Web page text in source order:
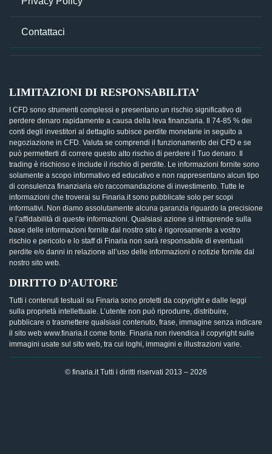
Contattaci
LIMITAZIONI DI RESPONSABILITA’
I CFD sono strumenti complessi e presentano un rischio significativo di
perdere denaro rapidamente a causa della leva finanziaria. Il 74-85 % dei
conti degli investitori al dettaglio subisce perdite monetarie in seguito a
negoziazione in CFD. Valuta se comprendi il funzionamento dei CFD e se
può permetterti di correre questo alto rischio di perdere il Tuo denaro. Il
trading è rischioso e include il rischio di perdite. Le informazioni fornite sono
solamente a scopo informativo ed educativo e non rappresentano alcun tipo
di consulenza finanziaria e/o raccomandazione di investimento. Tutte le
informazioni che troverai su Finaria.it sono pubblicate solo per scopi
informativi. Non diamo assolutamente alcuna garanzia riguardo la precisione
e l’affidabilità di queste informazioni. Qualsiasi azione si intraprende sulla
base delle informazioni fornite dal nostro sito è rigorosamente a vostro
rischio e pericolo e lo staff di Finaria non sarà responsabile di eventuali
perdite e/o danni in relazione all’uso delle informazioni o notizie fornite dal
nostro sito web.
DIRITTO D’AUTORE
Tutti i contenuti testuali su Finaria sono protetti da copyright e dalle leggi
sulla proprietà intellettuale. L’utente non può riprodurre, distribuire,
pubblicare o trasmettere qualsiasi contenuto, frase, immagine senza indicare
il sito web www.finaria.it come fonte. Finaria non rivendica il copyright sulle
immagini usate sul sito web, tra cui loghi, immagini e illustrazioni varie.
© finaria.it Tutti i diritti riservati 2013 – 2026